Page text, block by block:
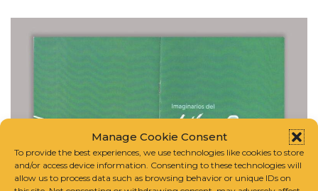
Manage Cookie Consent
To provide the best experiences, we use technologies like cookies to store
and/or access device information. Consenting to these technologies will
allow us to process data such as browsing behavior or unique IDs on